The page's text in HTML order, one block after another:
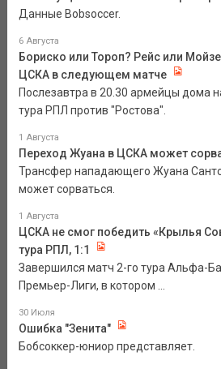
Данные Bobsoccer.
6 Августа
Бориско или Тороп? Рейс или
ЦСКА в следующем матче
Послезавтра в 20.30 армейцы дома
тура РПЛ против "Ростова".
1 Августа
Переход Жуана в ЦСКА может
Трансфер нападающего Жуана
может сорваться.
1 Августа
ЦСКА не смог победить «Крылья
тура РПЛ, 1:1
Завершился матч 2-го тура Альфа-
Премьер-Лиги, в котором ...
30 Июля
Ошибка "Зенита"
Бобсоккер-юниор представляет.